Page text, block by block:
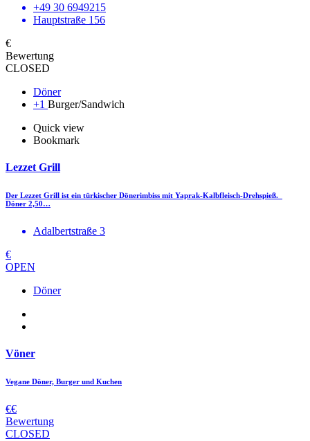
+49 30 6949215
Hauptstraße 156
€
Bewertung
CLOSED
Döner
+1 Burger/Sandwich
Quick view
Bookmark
Lezzet Grill
Der Lezzet Grill ist ein türkischer Dönerimbiss mit Yaprak-Kalbfleisch-Drehspieß.
Döner 2,50…
Adalbertstraße 3
€
OPEN
Döner
Vöner
Vegane Döner, Burger und Kuchen
€€
Bewertung
CLOSED